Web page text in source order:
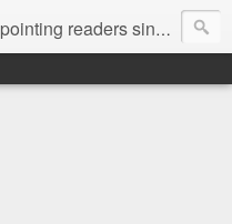
readers since 2006